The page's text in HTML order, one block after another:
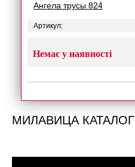
Ангела трусы 824
Артикул:
Немає у наявності
МИЛАВИЦА КАТАЛОГ